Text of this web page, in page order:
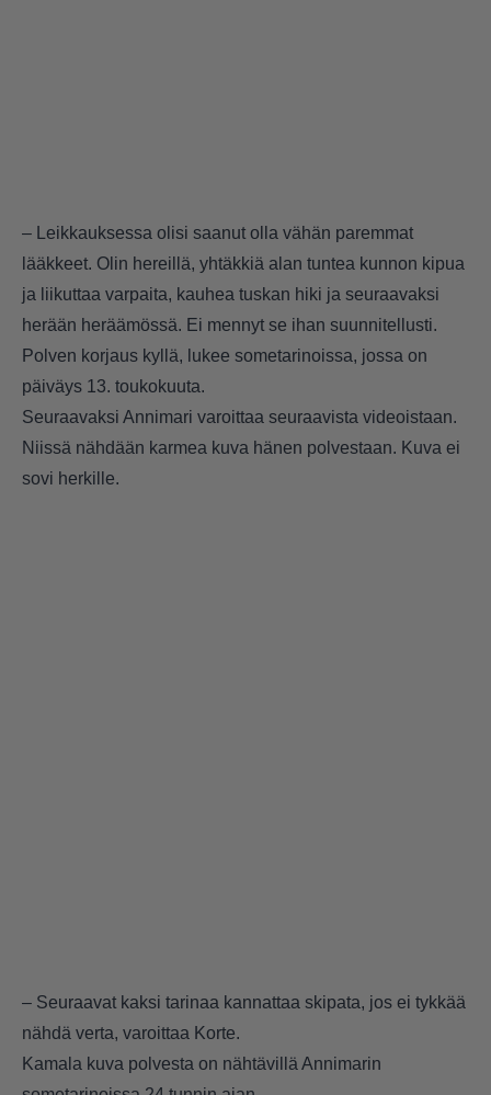
– Leikkauksessa olisi saanut olla vähän paremmat
lääkkeet. Olin hereillä, yhtäkkiä alan tuntea kunnon kipua
ja liikuttaa varpaita, kauhea tuskan hiki ja seuraavaksi
herään heräämössä. Ei mennyt se ihan suunnitellusti.
Polven korjaus kyllä, lukee sometarinoissa, jossa on
päiväys 13. toukokuuta.
Seuraavaksi Annimari varoittaa seuraavista videoistaan.
Niissä nähdään karmea kuva hänen polvestaan. Kuva ei
sovi herkille.
– Seuraavat kaksi tarinaa kannattaa skipata, jos ei tykkää
nähdä verta, varoittaa Korte.
Kamala kuva polvesta on nähtävillä Annimarin